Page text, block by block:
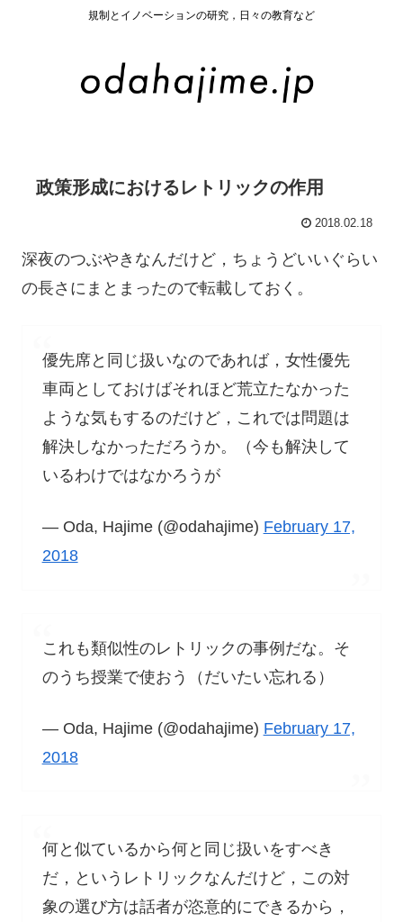
規制とイノベーションの研究，日々の教育など
政策形成におけるレトリックの作用
2018.02.18
深夜のつぶやきなんだけど，ちょうどいいぐらい
の長さにまとまったので転載しておく。
優先席と同じ扱いなのであれば，女性優先
車両としておけばそれほど荒立たなかった
ような気もするのだけど，これでは問題は
解決しなかっただろうか。（今も解決して
いるわけではなかろうが
— Oda, Hajime (@odahajime) February 17,
2018
これも類似性のレトリックの事例だな。そ
のうち授業で使おう（だいたい忘れる）
— Oda, Hajime (@odahajime) February 17,
2018
何と似ているから何と同じ扱いをすべき
だ，というレトリックなんだけど，この対
象の選び方は話者が恣意的にできるから，